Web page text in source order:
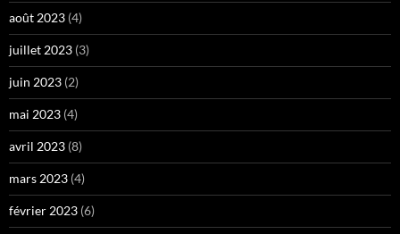
août 2023 (4)
juillet 2023 (3)
juin 2023 (2)
mai 2023 (4)
avril 2023 (8)
mars 2023 (4)
février 2023 (6)